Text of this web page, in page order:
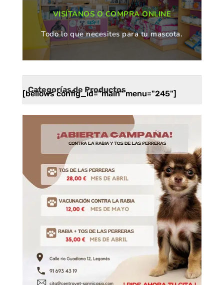
VISÍTANOS O COMPRA ONLINE
Todo lo que necesites para tu mascota.
Categorías de Productos
[bellows config_id="main" menu="245"]